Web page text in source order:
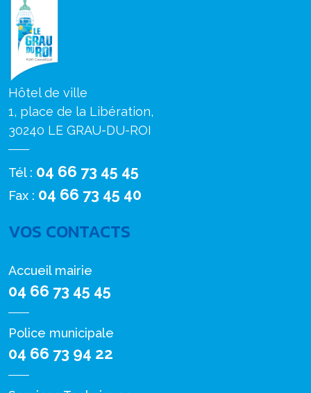
Hôtel de ville
1, place de la Libération,
30240 LE GRAU-DU-ROI
Tél : 04 66 73 45 45
Fax : 04 66 73 45 40
VOS CONTACTS
Accueil mairie
04 66 73 45 45
Police municipale
04 66 73 94 22